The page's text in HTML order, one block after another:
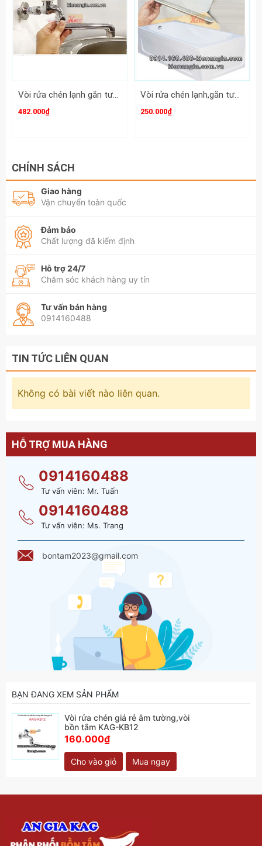
Vòi rửa chén lạnh gắn tường ,vòi bồn tắm lạnh CAESAR WL027C
482.000₫
Vòi rửa chén lạnh,gắn tường bồn tắm lạnh inox sus304-KAG-KB38
250.000₫
CHÍNH SÁCH
Giao hàng
Vận chuyển toàn quốc
Đảm bảo
Chất lượng đã kiểm định
Hỗ trợ 24/7
Chăm sóc khách hàng uy tín
Tư vấn bán hàng
0914160488
TIN TỨC LIÊN QUAN
Không có bài viết nào liên quan.
HỖ TRỢ MUA HÀNG
0914160488
Tư vấn viên: Mr. Tuấn
0914160488
Tư vấn viên: Ms. Trang
bontam2023@gmail.com
BẠN ĐANG XEM SẢN PHẨM
Vòi rửa chén giá rẻ âm tường,vòi
bồn tắm KAG-KB12
160.000₫
Cho vào giỏ Mua ngay